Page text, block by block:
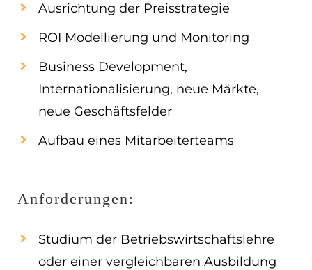
Ausrichtung der Preisstrategie
ROI Modellierung und Monitoring
Business Development,
Internationalisierung, neue Märkte,
neue Geschäftsfelder
Aufbau eines Mitarbeiterteams
Anforderungen:
Studium der Betriebswirtschaftslehre
oder einer vergleichbaren Ausbildung